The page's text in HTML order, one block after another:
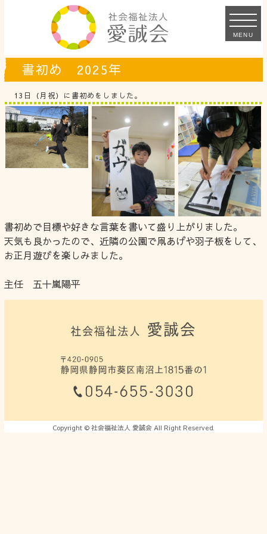
MENU
書初め 2025年
13日（月祝）に書初めをしました。
書初めで目標や好きな言葉を書いて盛り上がりました。
天気も良かったので、近隣の公園で凧あげや羽子板をして、
お正月遊びを楽しみました。
主任 五十嵐陽平
Copyright © 社会福祉法人 愛誠会 All Right Reserved.